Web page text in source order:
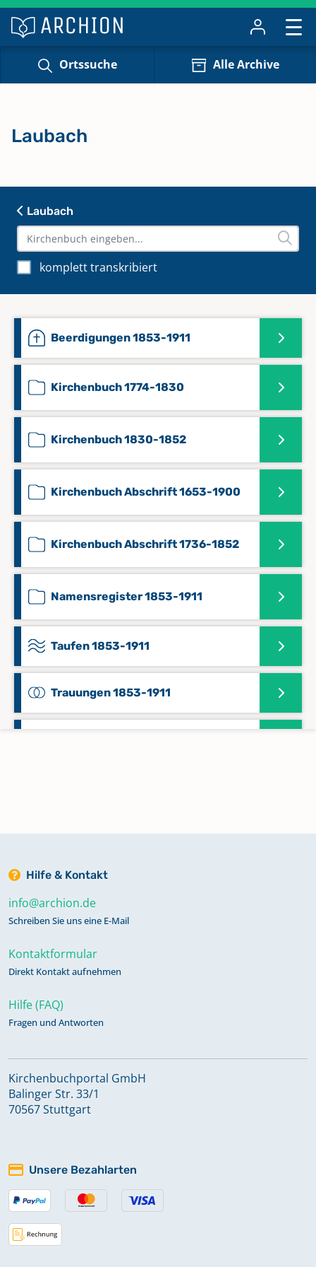
Ortssuche Alle Archive
Laubach
komplett transkribiert
Beerdigungen 1853-1911
Kirchenbuch 1774-1830
Kirchenbuch 1830-1852
Kirchenbuch Abschrift 1653-1900
Kirchenbuch Abschrift 1736-1852
Namensregister 1853-1911
Taufen 1853-1911
Trauungen 1853-1911
Laubach
Hilfe & Kontakt
info@archion.de
Schreiben Sie uns eine E-Mail
Kontaktformular
Direkt Kontakt aufnehmen
Hilfe (FAQ)
Fragen und Antworten
Kirchenbuchportal GmbH
Balinger Str. 33/1
70567 Stuttgart
Unsere Bezahlarten